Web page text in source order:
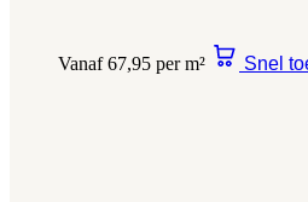
Vanaf 67,95 per m² Snel